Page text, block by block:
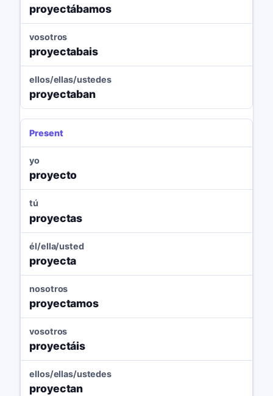
proyectábamos
vosotros
proyectabais
ellos/ellas/ustedes
proyectaban
Present
yo
proyecto
tú
proyectas
él/ella/usted
proyecta
nosotros
proyectamos
vosotros
proyectáis
ellos/ellas/ustedes
proyectan